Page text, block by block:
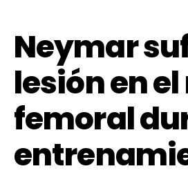
Neymar
lesión en
femoral